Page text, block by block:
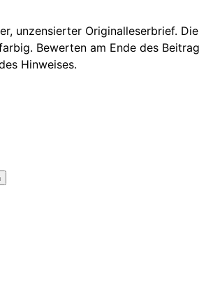
unzensierter Originalleserbrief.
Bewerten am Ende des
Hinweises.